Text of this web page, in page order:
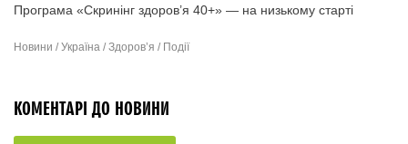
Програма «Скринінг здоров’я 40+» — на низькому старті
Новини / Україна / Здоров’я / Події
КОМЕНТАРІ ДО НОВИНИ